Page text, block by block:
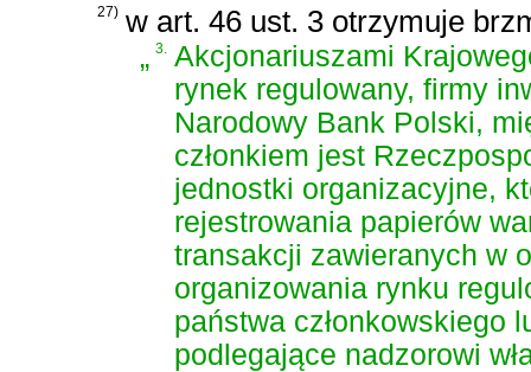
27) w art. 46 ust. 3 otrzymuje
„3. Akcjonariuszami
rynek regulowany, firmy
Narodowy Bank Polski,
członkiem jest
jednostki organizacyjne,
rejestrowania papierów
transakcji zawieranych w
organizowania rynku
państwa członkowskiego
podlegające nadzorowi